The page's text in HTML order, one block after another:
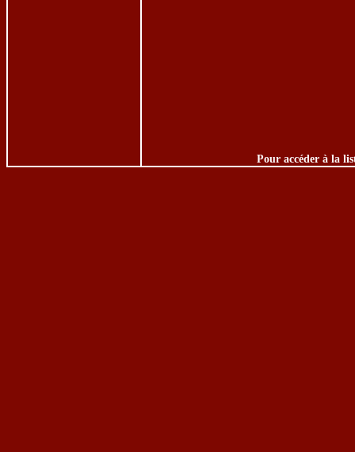
Pour accéder à la